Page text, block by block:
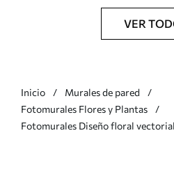
VER
Inicio
Murales de pared
Fotomurales Flores y Plantas
Fotomurales Diseño floral